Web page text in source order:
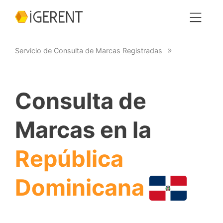
Servicio de Consulta de Marcas Registradas
Consulta de
Marcas en la
República
Dominicana